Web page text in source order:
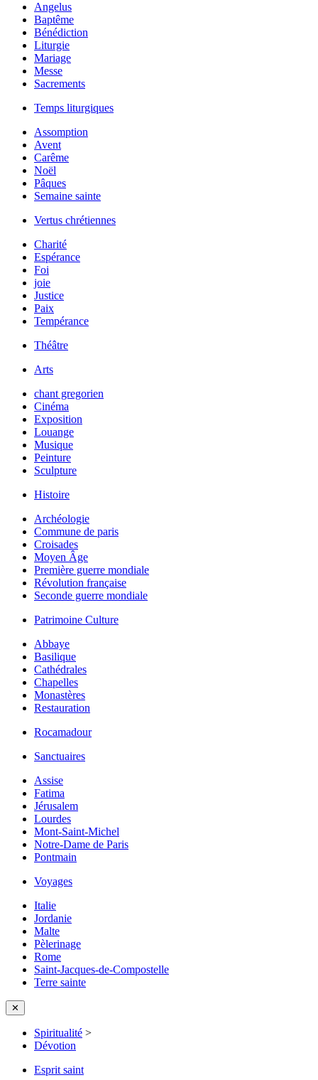
Angelus
Baptême
Bénédiction
Liturgie
Mariage
Messe
Sacrements
Temps liturgiques
Assomption
Avent
Carême
Noël
Pâques
Semaine sainte
Vertus chrétiennes
Charité
Espérance
Foi
joie
Justice
Paix
Tempérance
Théâtre
Arts
chant gregorien
Cinéma
Exposition
Louange
Musique
Peinture
Sculpture
Histoire
Archéologie
Commune de paris
Croisades
Moyen Âge
Première guerre mondiale
Révolution française
Seconde guerre mondiale
Patrimoine Culture
Abbaye
Basilique
Cathédrales
Chapelles
Monastères
Restauration
Rocamadour
Sanctuaires
Assise
Fatima
Jérusalem
Lourdes
Mont-Saint-Michel
Notre-Dame de Paris
Pontmain
Voyages
Italie
Jordanie
Malte
Pèlerinage
Rome
Saint-Jacques-de-Compostelle
Terre sainte
✕
Spiritualité >
Dévotion
Esprit saint